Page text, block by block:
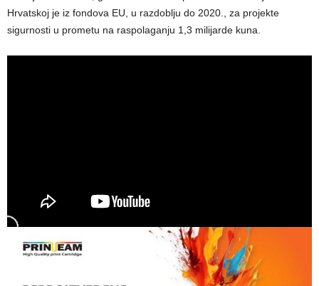
Hrvatskoj je iz fondova EU, u razdoblju do 2020., za projekte
sigurnosti u prometu na raspolaganju 1,3 milijarde kuna.